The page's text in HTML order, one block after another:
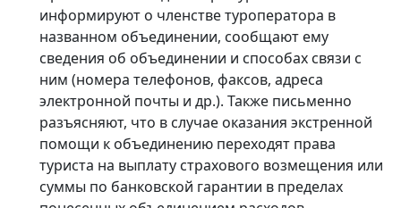
информируют о членстве туроператора в
названном объединении, сообщают ему
сведения об объединении и способах связи с
ним (номера телефонов, факсов, адреса
электронной почты и др.). Также письменно
разъясняют, что в случае оказания экстренной
помощи к объединению переходят права
туриста на выплату страхового возмещения или
суммы по банковской гарантии в пределах